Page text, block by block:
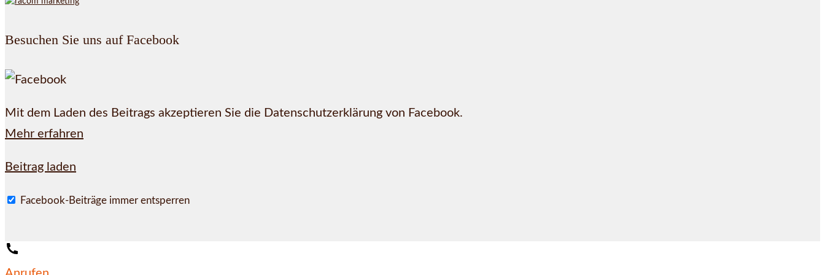
Besuchen Sie uns auf Facebook
Mit dem Laden des Beitrags akzeptieren Sie die Datenschutzerklärung von Facebook.
Mehr erfahren
Beitrag laden
Facebook-Beiträge immer entsperren